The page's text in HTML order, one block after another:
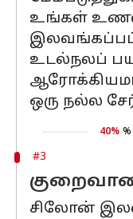
உங்கள்
உடல்நலப்
ஒரு நல்ல
40%
#3
சிலோன்